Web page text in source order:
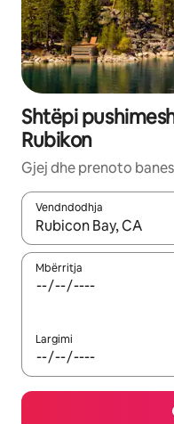
Shtëpi
Rubikon
Gjej dhe prenoto
Vendndodhja
Kur rezultatet të jenë
Mbërritja
Largimi